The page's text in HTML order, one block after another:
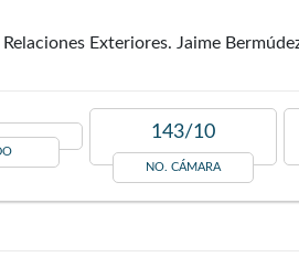
Exteriores. Jaime
143/10
NO. CÁMARA